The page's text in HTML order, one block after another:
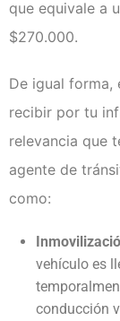
que equivale a
$270.000.
De igual forma,
recibir por tu
relevancia que
agente de
como:
vehículo es
conducción